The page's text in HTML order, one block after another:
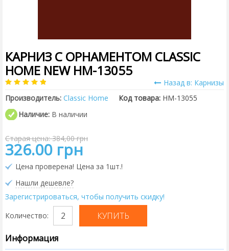
КАРНИЗ С ОРНАМЕНТОМ CLASSIC
HOME NEW HM-13055
Назад в: Карнизы
Производитель: Classic Home Код товара: HM-13055
Наличие: В наличии
Старая цена: 384,00 грн
326.00 грн
Цена проверена! Цена за 1шт.!
Нашли дешевле?
Зарегистрироваться, чтобы получить скидку!
Количество:
Информация